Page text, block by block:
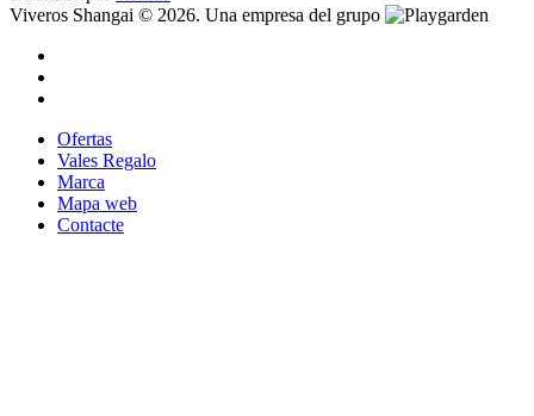
Viveros Shangai © 2026. Una empresa del grupo
Ofertas
Vales Regalo
Marca
Mapa web
Contacte